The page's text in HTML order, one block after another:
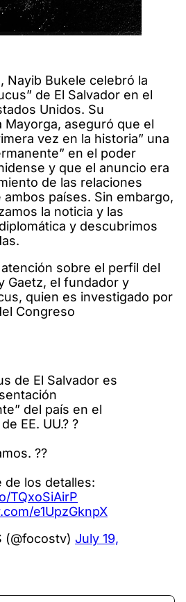
Nayib Bukele celebró la
de El Salvador en el
Unidos. Su
Mayorga, aseguró que el
vez en la historia” una
en el poder
y que el anuncio era
de las relaciones
ambos países. Sin embargo,
la noticia y las
y descubrimos
sobre el perfil del
Gaetz, el fundador y
quien es investigado por
Congreso
de El Salvador es
del país en el
EE. UU.? ?
??
de los detalles:
TQxoSiAirP
e1UpzGknpX
(@focostv) July 19,